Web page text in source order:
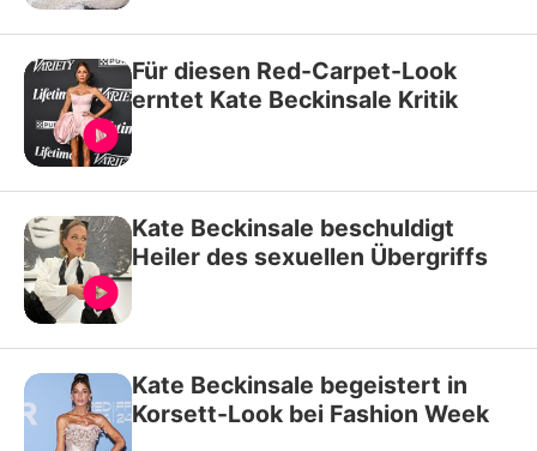
Für diesen Red-Carpet-Look
erntet Kate Beckinsale Kritik
Kate Beckinsale beschuldigt
Heiler des sexuellen Übergriffs
Kate Beckinsale begeistert in
Korsett-Look bei Fashion Week